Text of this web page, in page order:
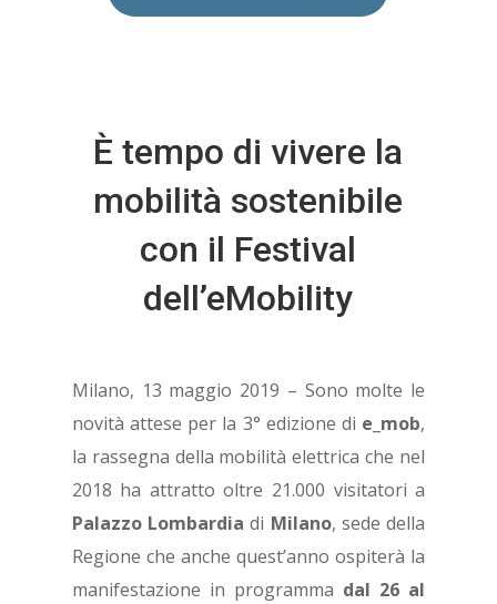
È tempo di vivere la
mobilità sostenibile
con il Festival
dell’eMobility
Milano, 13 maggio 2019 – Sono molte le
novità attese per la 3° edizione di e_mob,
la rassegna della mobilità elettrica che nel
2018 ha attratto oltre 21.000 visitatori a
Palazzo Lombardia di Milano, sede della
Regione che anche quest’anno ospiterà la
manifestazione in programma dal 26 al